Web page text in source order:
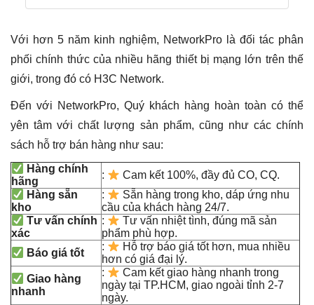
Với hơn 5 năm kinh nghiệm, NetworkPro là đối tác phân
phối chính thức của nhiều hãng thiết bị mạng lớn trên thế
giới, trong đó có H3C Network.
Đến với NetworkPro, Quý khách hàng hoàn toàn có thể
yên tâm với chất lượng sản phẩm, cũng như các chính
sách hỗ trợ bán hàng như sau:
Hàng chính
hãng
:
Cam kết 100%, đầy đủ CO, CQ.
Hàng sẵn
kho
:
Sẵn hàng trong kho, dáp ứng nhu
cầu của khách hàng 24/7.
Tư vấn chính
xác
:
Tư vấn nhiệt tình, đúng mã sản
phẩm phù hợp.
Báo giá tốt
:
Hỗ trợ báo giá tốt hơn, mua nhiều
hơn có giá đại lý.
Giao hàng
nhanh
:
Cam kết giao hàng nhanh trong
ngày tại TP.HCM, giao ngoài tỉnh 2-7
ngày.